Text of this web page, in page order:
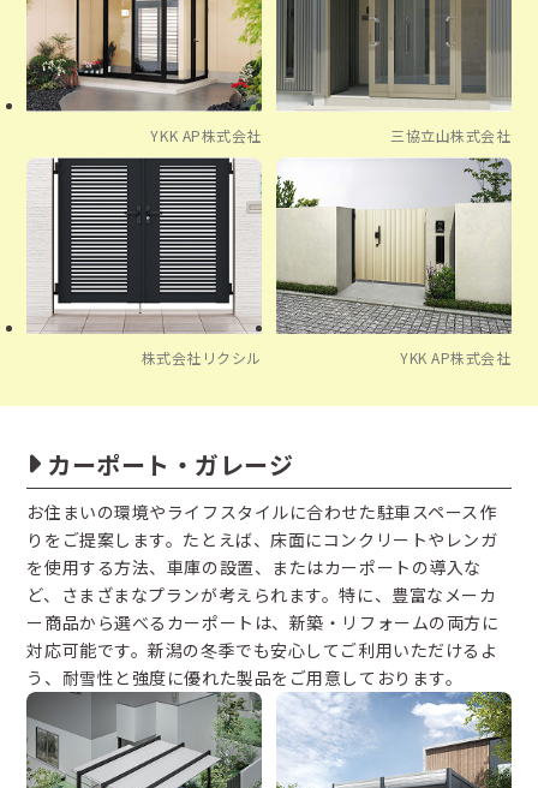
YKK AP株式会社 三協立山株式会社
株式会社リクシル YKK AP株式会社
カーポート・ガレージ
お住まいの環境やライフスタイルに合わせた駐車スペース作
りをご提案します。たとえば、床面にコンクリートやレンガ
を使用する方法、車庫の設置、またはカーポートの導入な
ど、さまざまなプランが考えられます。特に、豊富なメーカ
ー商品から選べるカーポートは、新築・リフォームの両方に
対応可能です。新潟の冬季でも安心してご利用いただけるよ
う、耐雪性と強度に優れた製品をご用意しております。